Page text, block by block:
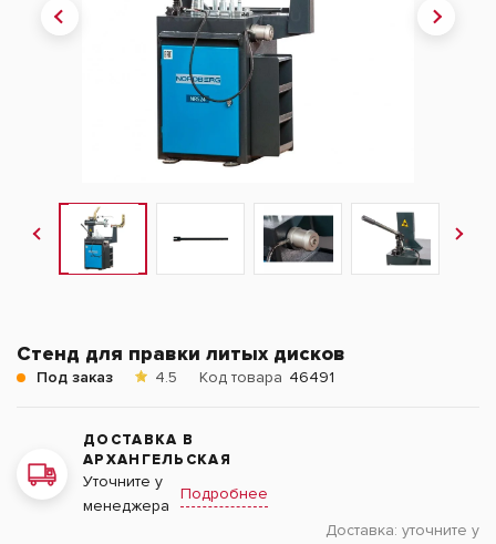
Стенд для правки литых дисков
Под заказ 4.5 Код товара 46491
ДОСТАВКА В
АРХАНГЕЛЬСКАЯ
Уточните у
менеджера
Подробнее
Доставка: уточните у